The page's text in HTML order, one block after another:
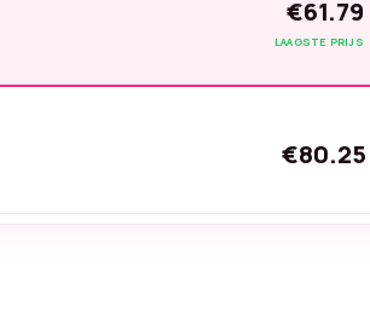
€61.79
LAAGSTE PRIJS
€80.25